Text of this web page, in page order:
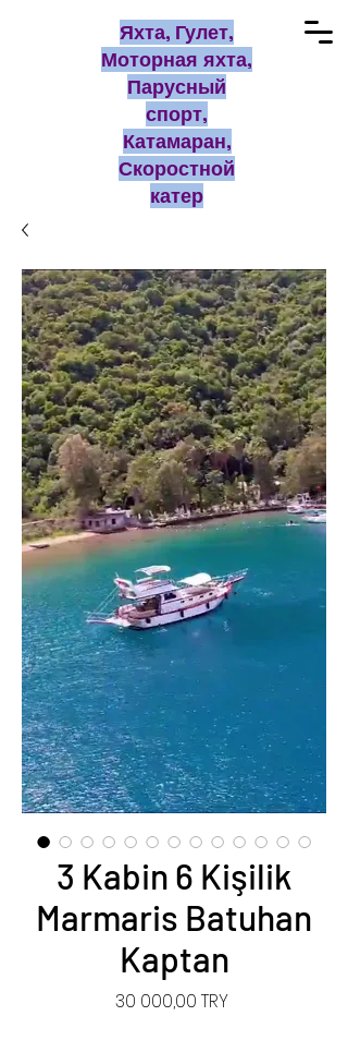
Яхта, Гулет,
Моторная яхта,
Парусный
спорт,
Катамаран,
Скоростной
катер
3 Kabin 6 Kişilik
Marmaris Batuhan
Kaptan
30 000,00 TRYЦена